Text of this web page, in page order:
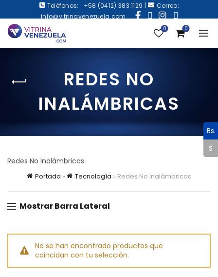
Teléfonos: +58 (0412) 383.1129 |
Correo:
info@vitrinavenezuela.com
0 0
REDES NO
INALÁMBRICAS
Redes No Inalámbricas
Portada » Tecnología » Redes No Inalámbricas
Mostrar Barra Lateral
No se han encontrado productos que
coincidan con tu selección.
Bs.
$